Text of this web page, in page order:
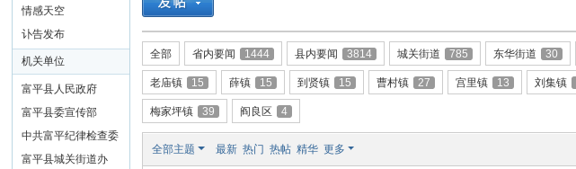
情感天空
讣告发布
机关单位
富平县人民政府
富平县委宣传部
中共富平纪律检查委
员会
富平县城关街道办
全部 省内要闻 1444 县内要闻 3814 城关街道 785 东华街道 30
老庙镇 15 薛镇 15 到贤镇 15 曹村镇 27 宫里镇 13 刘集镇
梅家坪镇 39 阎良区 4
全部主题 最新 热门 热帖 精华 更多